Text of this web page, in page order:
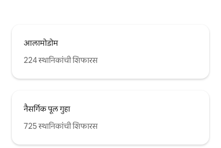
आलामोडोम
224 स्थानिकांची शिफारस
नैसर्गिक पूल गुहा
725 स्थानिकांची शिफारस